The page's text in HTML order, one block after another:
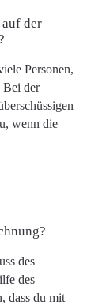
auf der
Personen,
Bei der
wenn die
des
des
dass du mit